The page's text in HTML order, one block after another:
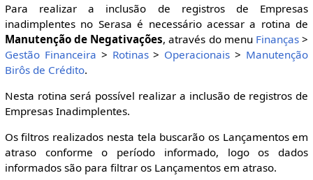
Para realizar a inclusão de registros de Empresas
inadimplentes no Serasa é necessário acessar a rotina de
Manutenção de Negativações, através do menu Finanças >
Gestão Financeira > Rotinas> Operacionais > Manutenção
Birôs de Crédito.
Nesta rotina será possível realizar a inclusão de registros de
Empresas Inadimplentes.
Os filtros realizados nesta tela buscarão os Lançamentos em
atraso conforme o período informado, logo os dados
informados são para filtrar os Lançamentos em atraso.